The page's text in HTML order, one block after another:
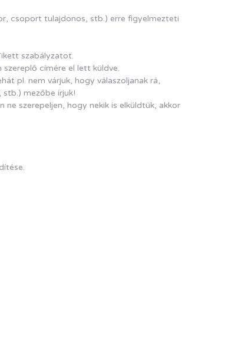
csoport tulajdonos, stb.) erre figyelmezteti
szabályzatot.
szereplő címére el lett küldve.
pl. nem várjuk, hogy válaszoljanak rá,
stb.) mezőbe írjuk!
szerepeljen, hogy nekik is elküldtük, akkor